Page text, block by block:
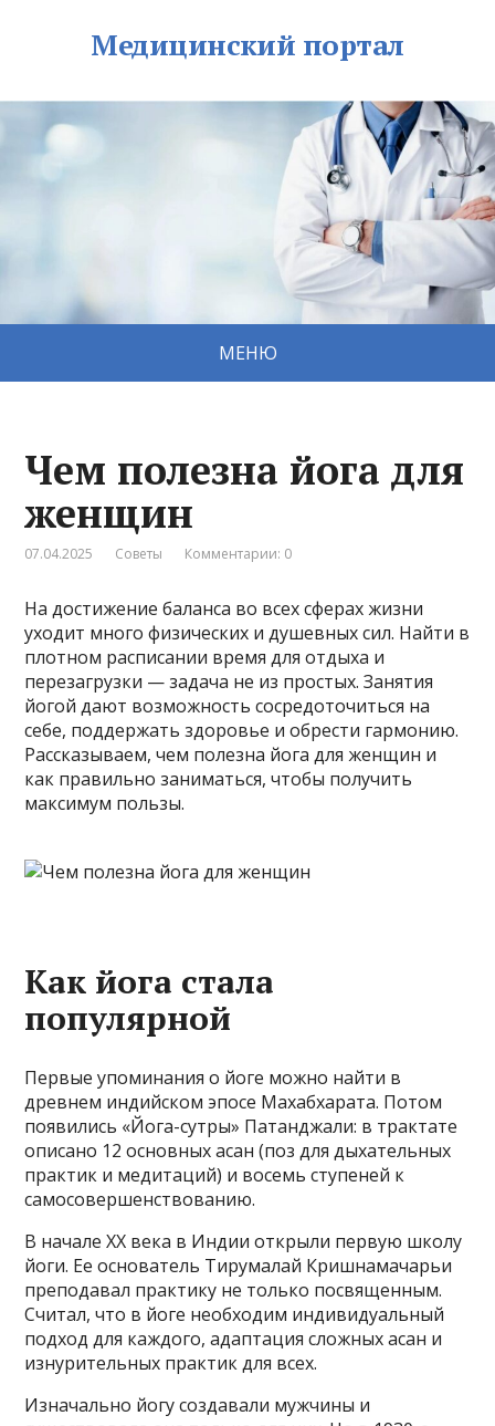
Медицинский портал
МЕНЮ
Чем полезна йога для
женщин
07.04.2025 Советы Комментарии: 0
На достижение баланса во всех сферах жизни
уходит много физических и душевных сил. Найти в
плотном расписании время для отдыха и
перезагрузки — задача не из простых. Занятия
йогой дают возможность сосредоточиться на
себе, поддержать здоровье и обрести гармонию.
Рассказываем, чем полезна йога для женщин и
как правильно заниматься, чтобы получить
максимум пользы.
Как йога стала
популярной
Первые упоминания о йоге можно найти в
древнем индийском эпосе Махабхарата. Потом
появились «Йога-сутры» Патанджали: в трактате
описано 12 основных асан (поз для дыхательных
практик и медитаций) и восемь ступеней к
самосовершенствованию.
В начале XX века в Индии открыли первую школу
йоги. Ее основатель Тирумалай Кришнамачарьи
преподавал практику не только посвященным.
Считал, что в йоге необходим индивидуальный
подход для каждого, адаптация сложных асан и
изнурительных практик для всех.
Изначально йогу создавали мужчины и